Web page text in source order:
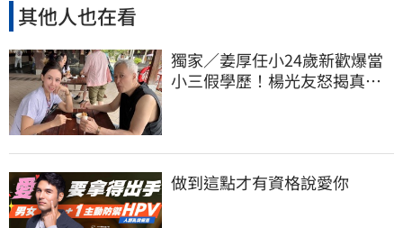
其他人也在看
獨家／姜厚任小24歲新歡爆當
小三假學歷！楊光友怒揭真實
做到這點才有資格說愛你